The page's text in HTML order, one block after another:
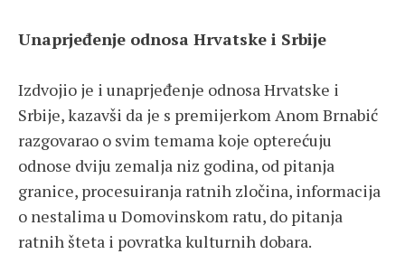
Unaprjeđenje odnosa Hrvatske i Srbije
Izdvojio je i unaprjeđenje odnosa Hrvatske i
Srbije, kazavši da je s premijerkom Anom Brnabić
razgovarao o svim temama koje opterećuju
odnose dviju zemalja niz godina, od pitanja
granice, procesuiranja ratnih zločina, informacija
o nestalima u Domovinskom ratu, do pitanja
ratnih šteta i povratka kulturnih dobara.